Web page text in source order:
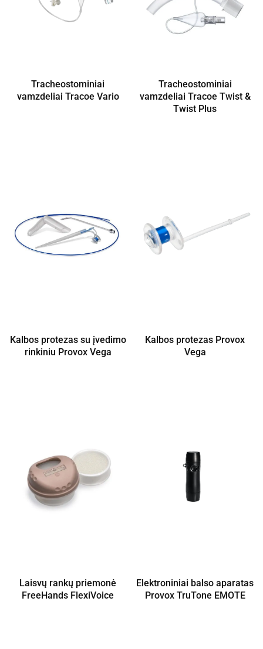
Tracheostominiai
vamzdeliai Tracoe Vario
Tracheostominiai
vamzdeliai Tracoe Twist &
Twist Plus
Kalbos protezas su įvedimo
rinkiniu Provox Vega
Kalbos protezas Provox
Vega
Laisvų rankų priemonė
FreeHands FlexiVoice
Elektroniniai balso aparatas
Provox TruTone EMOTE